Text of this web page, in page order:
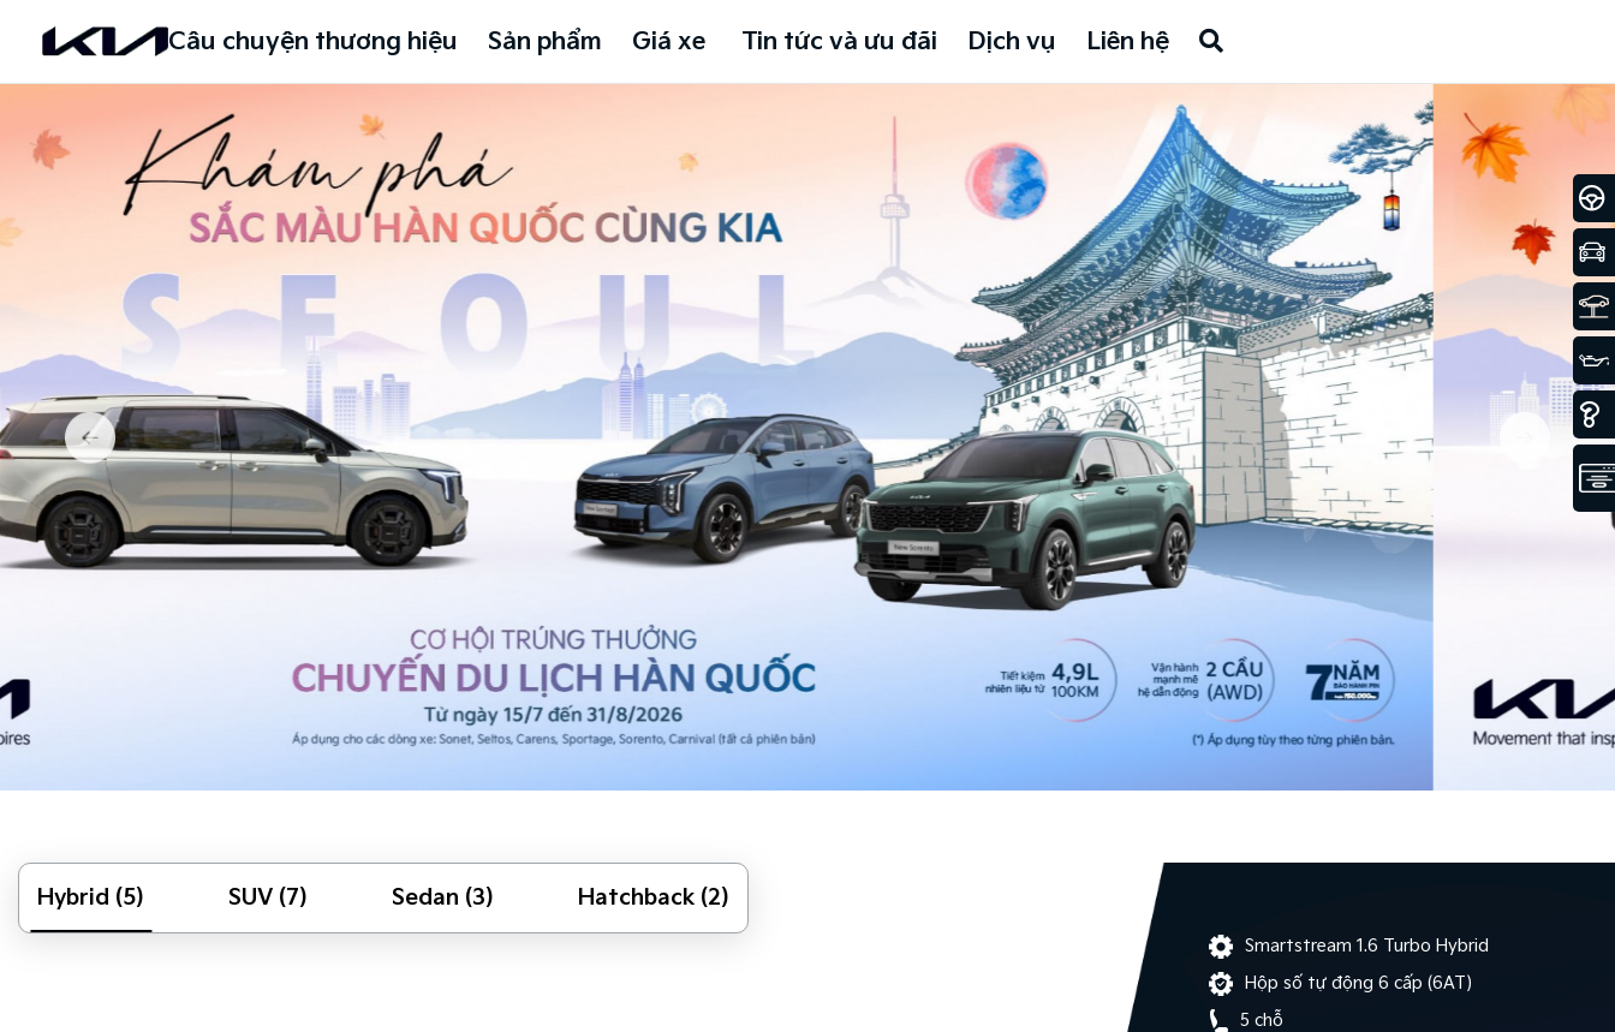
Câu chuyện thương hiệu Sản phẩm Giá xe Tin tức và ưu đãi Dịch vụ Liên hệ
Hybrid (5) SUV (7) Sedan (3) Hatchback (2)
Smartstream 1.6 Turbo Hybrid
Hộp số tự động 6 cấp (6AT)
5 chỗ